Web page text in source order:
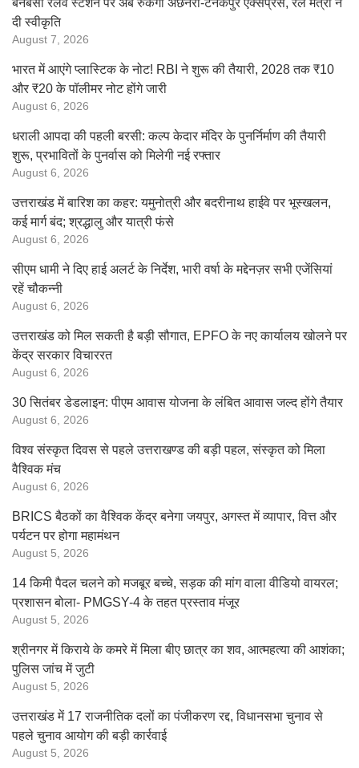
बनबसा रेलवे स्टेशन पर अब रुकेगी अछनेरा-टनकपुर एक्सप्रेस, रेल मंत्री ने
दी स्वीकृति
August 7, 2026
भारत में आएंगे प्लास्टिक के नोट! RBI ने शुरू की तैयारी, 2028 तक ₹10
और ₹20 के पॉलीमर नोट होंगे जारी
August 6, 2026
धराली आपदा की पहली बरसी: कल्प केदार मंदिर के पुनर्निर्माण की तैयारी
शुरू, प्रभावितों के पुनर्वास को मिलेगी नई रफ्तार
August 6, 2026
उत्तराखंड में बारिश का कहर: यमुनोत्री और बदरीनाथ हाईवे पर भूस्खलन,
कई मार्ग बंद; श्रद्धालु और यात्री फंसे
August 6, 2026
सीएम धामी ने दिए हाई अलर्ट के निर्देश, भारी वर्षा के मद्देनज़र सभी एजेंसियां
रहें चौकन्नी
August 6, 2026
उत्तराखंड को मिल सकती है बड़ी सौगात, EPFO के नए कार्यालय खोलने पर
केंद्र सरकार विचाररत
August 6, 2026
30 सितंबर डेडलाइन: पीएम आवास योजना के लंबित आवास जल्द होंगे तैयार
August 6, 2026
विश्व संस्कृत दिवस से पहले उत्तराखण्ड की बड़ी पहल, संस्कृत को मिला
वैश्विक मंच
August 6, 2026
BRICS बैठकों का वैश्विक केंद्र बनेगा जयपुर, अगस्त में व्यापार, वित्त और
पर्यटन पर होगा महामंथन
August 5, 2026
14 किमी पैदल चलने को मजबूर बच्चे, सड़क की मांग वाला वीडियो वायरल;
प्रशासन बोला- PMGSY-4 के तहत प्रस्ताव मंजूर
August 5, 2026
श्रीनगर में किराये के कमरे में मिला बीए छात्र का शव, आत्महत्या की आशंका;
पुलिस जांच में जुटी
August 5, 2026
उत्तराखंड में 17 राजनीतिक दलों का पंजीकरण रद्द, विधानसभा चुनाव से
पहले चुनाव आयोग की बड़ी कार्रवाई
August 5, 2026